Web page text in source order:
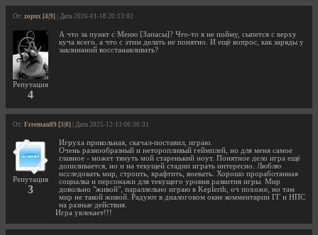
От: zopux [4|9] | Дата 2026-01-18 20:13:02
Репутация
4
А что за пункт с Меню [Запасы]? Что-то я не пойму, сыпется с верху
куча всего, а что с этим делать не понятно. И ещё вопрос, как заряды у
заклинаний восстанавливать?
От: Freeman89 [3|0] | Дата 2025-12-13 06:36:31
Репутация
3
Игруха прикольная, скачал-поставил, играю.
Очень разнообразный и неторопливый геймплей, но для меня самое
главное - может тянуть мой старенький ноут. Понятное дело игра ещё
допиливается, но и на текущей стадии играть интересно. Люблю
исследовать мир, строить, крафтить, воевать. Хорошо проработанная
социалка и персонажи для текущего уровня развития игры. Мир
довольно "живой", параллельно играю в Keplerth, оч похоже, но там
мир не такой живой. Радуют в диалоговом окне комментарии ГГ и НПС
на разные действия.
Игра увлекает!!!